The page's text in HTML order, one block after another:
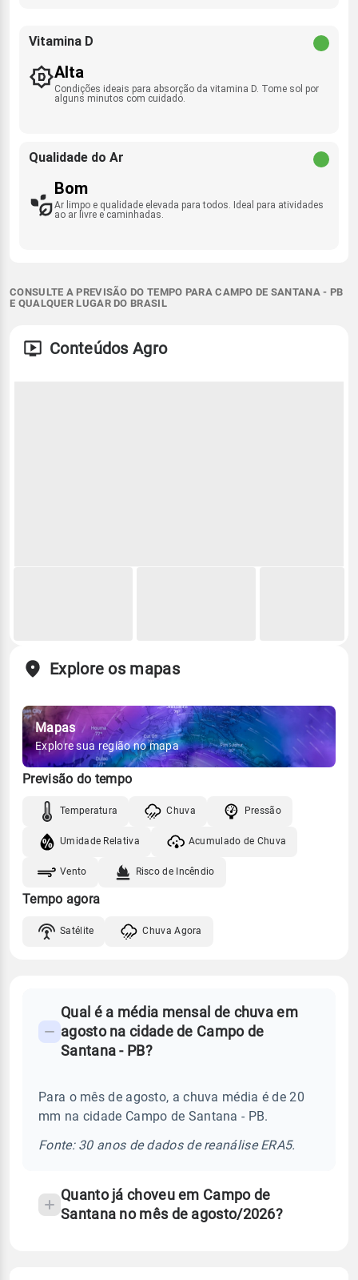
Vitamina D
Alta
Condições ideais para absorção da vitamina D. Tome sol por
alguns minutos com cuidado.
Qualidade do Ar
Bom
Ar limpo e qualidade elevada para todos. Ideal para atividades
ao ar livre e caminhadas.
CONSULTE A PREVISÃO DO TEMPO PARA CAMPO DE SANTANA - PB
E QUALQUER LUGAR DO BRASIL
Conteúdos Agro
Explore os mapas
Mapas
Explore sua região no mapa
Previsão do tempo
Temperatura Chuva Pressão
Umidade Relativa Acumulado de Chuva
Vento Risco de Incêndio
Tempo agora
Satélite Chuva Agora
Perguntas
frequentes
chuva
temperatura
Qual é a média mensal de chuva em
agosto na cidade de Campo de
Santana - PB?
Para o mês de agosto, a chuva média é de 20
mm na cidade Campo de Santana - PB.
Fonte: 30 anos de dados de reanálise ERA5.
Quanto já choveu em Campo de
Santana no mês de agosto/2026?